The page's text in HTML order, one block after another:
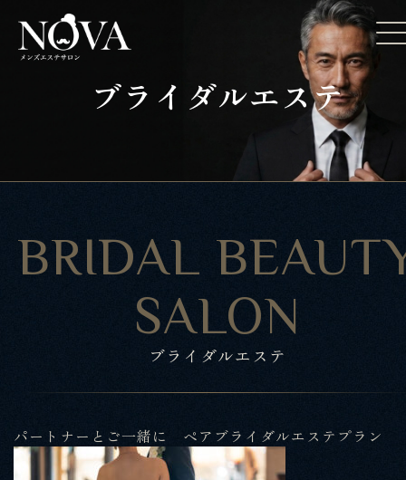
ブライダルエステ
BRIDAL
SALON
ブライダルエステ
パートナーとご一緒に ペアブライダルエステプラン